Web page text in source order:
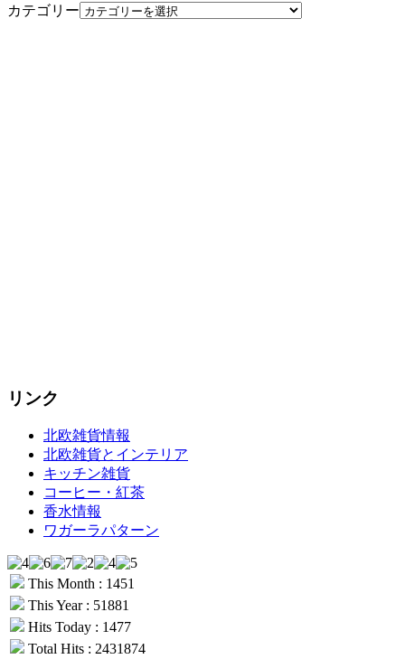
カテゴリー
リンク
北欧雑貨情報
北欧雑貨とインテリア
キッチン雑貨
コーヒー・紅茶
香水情報
ワガーラパターン
This Month : 1451
This Year : 51881
Hits Today : 1477
Total Hits : 2431874